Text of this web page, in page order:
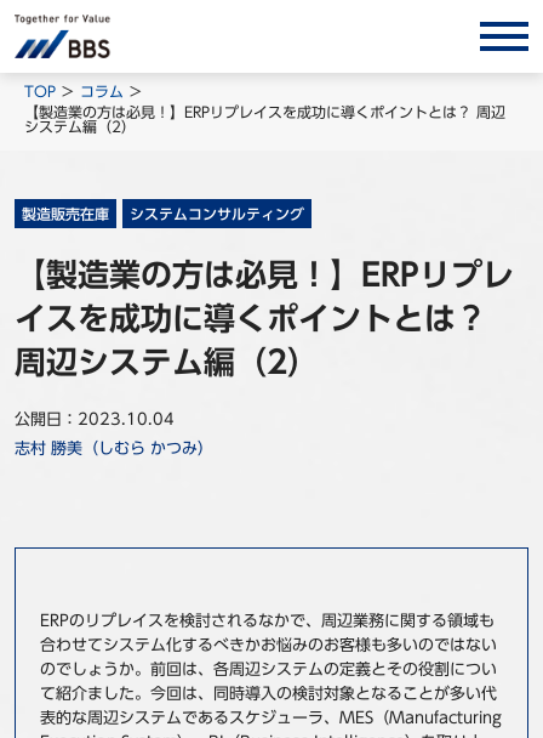
サービス/ソリューション
BPO
インサイト
コラム
ホワイトペーパー
セミナ−
ニュース
TOP
コラム
【製造業の方は必見！】ERPリプレイスを成功に導くポイントとは？ 周辺
システム編（2）
製造販売在庫 システムコンサルティング
【製造業の方は必見！】ERPリプレ
イスを成功に導くポイントとは？
周辺システム編（2）
公開日：2023.10.04
志村 勝美（しむら かつみ）
ERPのリプレイスを検討されるなかで、周辺業務に関する領域も
合わせてシステム化するべきかお悩みのお客様も多いのではない
のでしょうか。前回は、各周辺システムの定義とその役割につい
て紹介ました。今回は、同時導入の検討対象となることが多い代
表的な周辺システムであるスケジューラ、MES（Manufacturing